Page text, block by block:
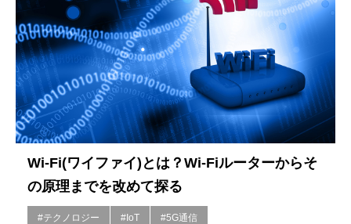
Wi-Fi(ワイファイ)とは？Wi-Fiルーターからそ
の原理までを改めて探る
#テクノロジー #IoT #5G通信